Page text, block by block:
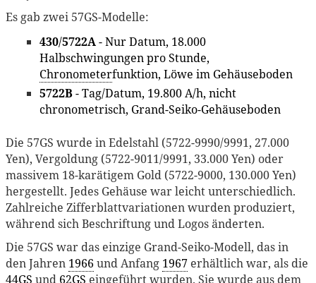
Es gab zwei 57GS-Modelle:
430/5722A- Nur Datum, 18.000
Halbschwingungen pro Stunde,
Chronometerfunktion, Löwe im Gehäuseboden
5722B- Tag/Datum, 19.800 A/h, nicht
chronometrisch, Grand-Seiko-Gehäuseboden
Die 57GS wurde in Edelstahl (5722-9990/9991, 27.000
Yen), Vergoldung (5722-9011/9991, 33.000 Yen) oder
massivem 18-karätigem Gold (5722-9000, 130.000 Yen)
hergestellt. Jedes Gehäuse war leicht unterschiedlich.
Zahlreiche Zifferblattvariationen wurden produziert,
während sich Beschriftung und Logos änderten.
Die 57GS war das einzige Grand-Seiko-Modell, das in
den Jahren 1966 und Anfang 1967 erhältlich war, als die
44GS und 62GS eingeführt wurden. Sie wurde aus dem